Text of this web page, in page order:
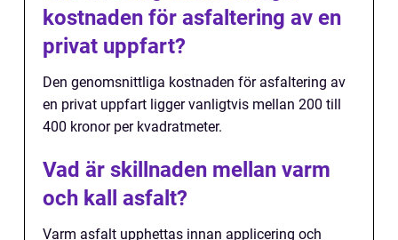
kostnaden för asfaltering av en
privat uppfart?
Den genomsnittliga kostnaden för asfaltering av
en privat uppfart ligger vanligtvis mellan 200 till
400 kronor per kvadratmeter.
Vad är skillnaden mellan varm
och kall asfalt?
Varm asfalt upphettas innan applicering och